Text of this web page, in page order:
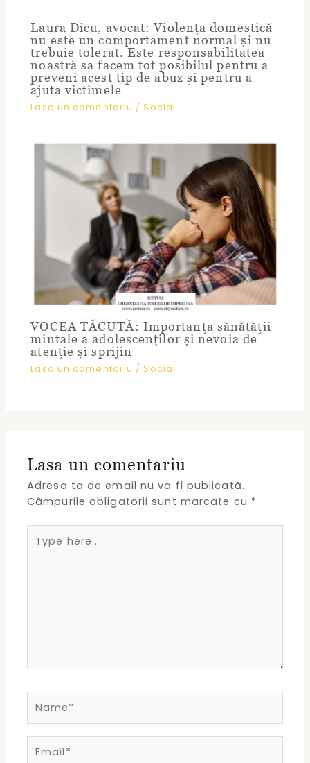
Laura Dicu, avocat: Violența domestică
nu este un comportament normal și nu
trebuie tolerat. Este responsabilitatea
noastră sa facem tot posibilul pentru a
preveni acest tip de abuz și pentru a
ajuta victimele
Lasa un comentariu /Social
VOCEA TĂCUTĂ: Importanța sănătății
mintale a adolescenților și nevoia de
atenție și sprijin
Lasa un comentariu /Social
Lasa un comentariu
Adresa ta de email nu va fi publicată.
Câmpurile obligatorii sunt marcate cu *
here..